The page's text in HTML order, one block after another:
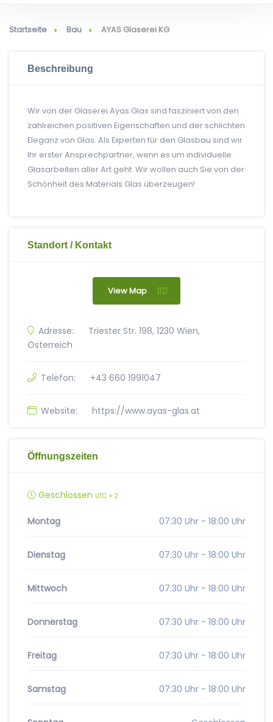
Startseite Bau AYAS Glaserei KG
Beschreibung
Wir von der Glaserei Ayas Glas sind fasziniert von den
zahlreichen positiven Eigenschaften und der schlichten
Eleganz von Glas. Als Experten für den Glasbau sind wir
Ihr erster Ansprechpartner, wenn es um individuelle
Glasarbeiten aller Art geht. Wir wollen auch Sie von der
Schönheit des Materials Glas überzeugen!
Standort / Kontakt
View Map
Adresse:
Triester Str. 198, 1230 Wien,
Österreich
Telefon: +43 660 1991047
Website: https://www.ayas-glas.at
Öffnungszeiten
Geschlossen UTC + 2
Montag 07:30 Uhr - 18:00 Uhr
Dienstag 07:30 Uhr - 18:00 Uhr
Mittwoch 07:30 Uhr - 18:00 Uhr
Donnerstag 07:30 Uhr - 18:00 Uhr
Freitag 07:30 Uhr - 18:00 Uhr
Samstag 07:30 Uhr - 18:00 Uhr